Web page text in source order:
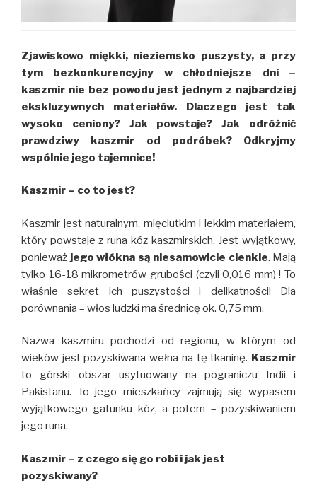
Zjawiskowo miękki, nieziemsko puszysty, a przy
tym bezkonkurencyjny w chłodniejsze dni –
kaszmir nie bez powodu jest jednym z najbardziej
ekskluzywnych materiałów. Dlaczego jest tak
wysoko ceniony? Jak powstaje? Jak odróżnić
prawdziwy kaszmir od podróbek? Odkryjmy
wspólnie jego tajemnice!
Kaszmir – co to jest?
Kaszmir jest naturalnym, mięciutkim i lekkim materiałem,
który powstaje z runa kóz kaszmirskich. Jest wyjątkowy,
ponieważ jego włókna są niesamowicie cienkie. Mają
tylko 16-18 mikrometrów grubości (czyli 0,016 mm) ! To
właśnie sekret ich puszystości i delikatności! Dla
porównania – włos ludzki ma średnicę ok. 0,75 mm.
Nazwa kaszmiru pochodzi od regionu, w którym od
wieków jest pozyskiwana wełna na tę tkaninę. Kaszmir
to górski obszar usytuowany na pograniczu Indii i
Pakistanu. To jego mieszkańcy zajmują się wypasem
wyjątkowego gatunku kóz, a potem – pozyskiwaniem
jego runa.
Kaszmir – z czego się go robi i jak jest
pozyskiwany?